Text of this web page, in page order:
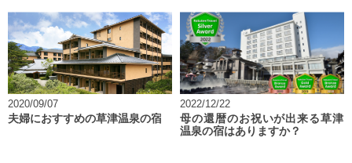
2020/09/07
夫婦におすすめの草津温泉の宿
2022/12/22
母の還暦のお祝いが出来る草津
温泉の宿はありますか？